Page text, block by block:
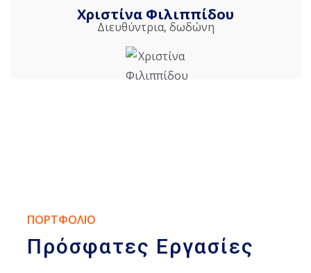
Χριστίνα Φιλιππίδου
Διευθύντρια, δωδώνη
ΠΟΡΤΦΟΛΙΟ
Πρόσφατες Εργασίες